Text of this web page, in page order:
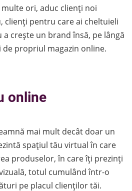
ori, aduc clienți noi
clienți pentru care ai cheltuieli
crește un brand însă, pe lângă
de propriul magazin online.
online
mai mult decât doar un
spațiul tău virtual în care
produselor, în care îți prezinți
totul cumulând într-o
pe placul clienților tăi.